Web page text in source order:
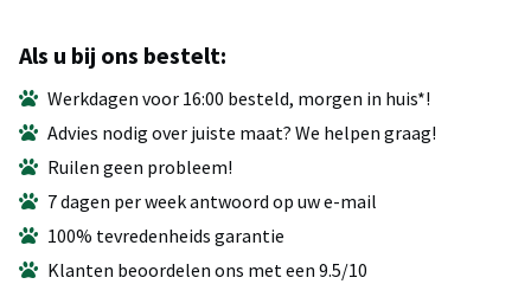
Als u bij ons bestelt:
Werkdagen voor 16:00 besteld, morgen in huis*!
Advies nodig over juiste maat? We helpen graag!
Ruilen geen probleem!
7 dagen per week antwoord op uw e-mail
100% tevredenheids garantie
Klanten beoordelen ons met een 9.5/10